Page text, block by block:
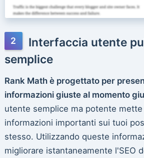
Interfaccia utente
semplice
Rank Math è progettato per
informazioni giuste al momento
utente semplice ma potente
informazioni importanti sui tuoi
stesso. Utilizzando queste
migliorare istantaneamente l'SEO